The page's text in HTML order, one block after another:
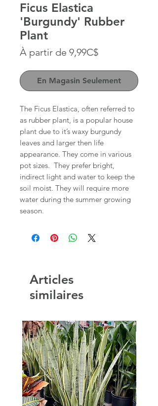
Ficus Elastica
'Burgundy' Rubber
Plant
À partir de 9,99C$Prix
En Magasin Seulement
The Ficus Elastica, often referred to
as rubber plant, is a popular house
plant due to it’s waxy burgundy
leaves and larger then life
appearance. They come in various
pot sizes.  They prefer bright,
indirect light and water to keep the
soil moist. They will require more
water during the summer growing
season.
Articles
similaires